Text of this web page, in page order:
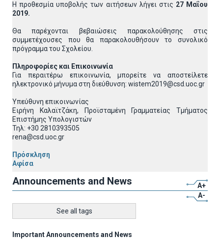
Η προθεσμία υποβολής των αιτήσεων λήγει στις 27 Μαΐου
2019.
Θα παρέχονται βεβαιώσεις παρακολούθησης στις
συμμετέχουσες που θα παρακολουθήσουν το συνολικό
πρόγραμμα του Σχολείου.
Πληροφορίες και Επικοινωνία
Για περαιτέρω επικοινωνία, μπορείτε να αποστείλετε
ηλεκτρονικό μήνυμα στη διεύθυνση: wistem2019@csd.uoc.gr
Υπεύθυνη επικοινωνίας
Ειρήνη Καλαϊτζάκη, Προϊσταμένη Γραμματείας Τμήματος
Επιστήμης Υπολογιστών
Τηλ: +30 2810393505
rena@csd.uoc.gr
Πρόσκληση
Αφίσα
Announcements and News
A+
A-
See all tags
Important Announcements and News